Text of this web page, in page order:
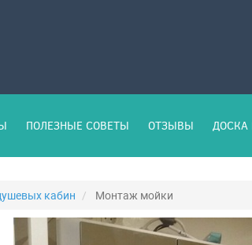
ПОЛЕЗНЫЕ СОВЕТЫ ОТЗЫВЫ ДОСКА
кабин Монтаж мойки